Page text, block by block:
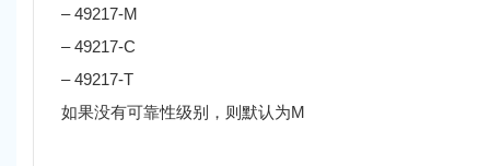
– 49217-M
– 49217-C
– 49217-T
如果没有可靠性级别，则默认为M